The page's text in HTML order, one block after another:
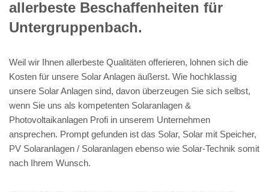
allerbeste Beschaffenheiten für
Untergruppenbach.
Weil wir Ihnen allerbeste Qualitäten offerieren, lohnen sich die
Kosten für unsere Solar Anlagen äußerst. Wie hochklassig
unsere Solar Anlagen sind, davon überzeugen Sie sich selbst,
wenn Sie uns als kompetenten Solaranlagen &
Photovoltaikanlagen Profi in unserem Unternehmen
ansprechen. Prompt gefunden ist das Solar, Solar mit Speicher,
PV Solaranlagen / Solaranlagen ebenso wie Solar-Technik somit
nach Ihrem Wunsch.